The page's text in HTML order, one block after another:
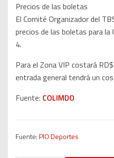
Precios de las boletas
El Comité Organizador del
precios de las boletas para la
4.
Para el Zona VIP costará
entrada general tendrá un
Fuente: COLIMDO
Fuente:PIO Deportes